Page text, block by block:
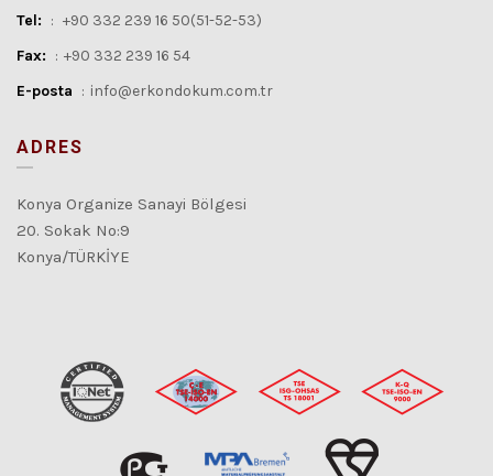
Tel: : +90 332 239 16 50(51-52-53)
Fax: : +90 332 239 16 54
E-posta : info@erkondokum.com.tr
ADRES
Konya Organize Sanayi Bölgesi
20. Sokak No:9
Konya/TÜRKİYE